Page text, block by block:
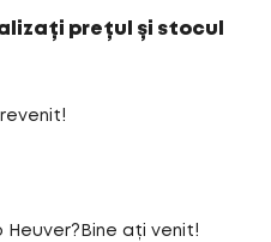
prețul și stocul
Heuver?Bine ați venit!